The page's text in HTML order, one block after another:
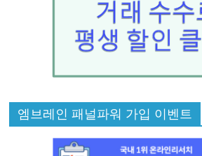
엠브레인 패널파워 가입 이벤트